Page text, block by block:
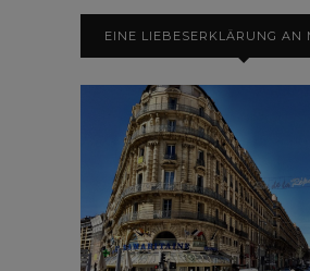
EINE LIEBESERKLÄRUNG AN